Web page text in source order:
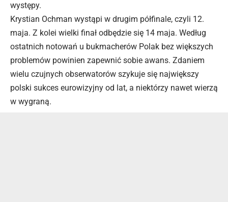
występy.
Krystian Ochman wystąpi w drugim półfinale, czyli 12.
maja. Z kolei wielki finał odbędzie się 14 maja. Według
ostatnich notowań u bukmacherów Polak bez większych
problemów powinien zapewnić sobie awans. Zdaniem
wielu czujnych obserwatorów szykuje się największy
polski sukces eurowizyjny od lat, a niektórzy nawet wierzą
w wygraną.